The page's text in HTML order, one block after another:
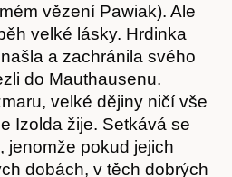
vězení Pawiak). Ale
velké lásky. Hrdinka
a zachránila svého
do Mauthausenu.
velké dějiny ničí vše
Izolda žije. Setkává se
jenomže pokud jejich
dobách, v těch dobrých